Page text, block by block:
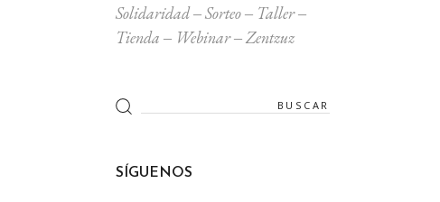
Solidaridad
Sorteo
Taller
Tienda
Webinar Zentzuz
Search
for:
SÍGUENOS